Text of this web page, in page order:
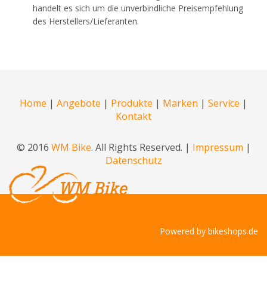
handelt es sich um die unverbindliche Preisempfehlung
des Herstellers/Lieferanten.
Home | Angebote | Produkte | Marken | Service |
Kontakt
© 2016 WM Bike. All Rights Reserved. | Impressum |
Datenschutz
Powered by bikeshops.de